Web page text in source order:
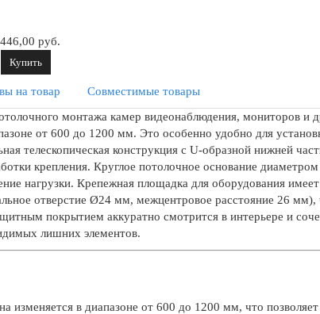
руб.
Купить
на товар
Совместимые товары
монтажа камер видеонаблюдения, мониторов и
от 600 до 1200 мм. Это особенно удобно для
телескопическая конструкция с U-образной нижней
крепления. Круглое потолочное основание
нагрузки. Крепежная площадка для оборудования
отверстие Ø24 мм, межцентровое расстояние 26 мм),
покрытием аккуратно смотрится в интерьере и
лишних элементов.
изменяется в диапазоне от 600 до 1200 мм, что